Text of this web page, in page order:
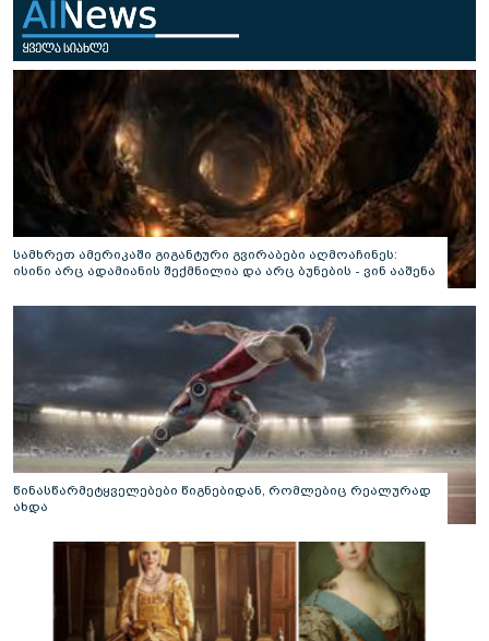
სამხრეთ ამერიკაში გიგანტური გვირაბები აღმოაჩინეს:
ისინი არც ადამიანის შექმნილია და არც ბუნების - ვინ ააშენა
წინასწარმეტყველებები წიგნებიდან, რომლებიც რეალურად
ახდა